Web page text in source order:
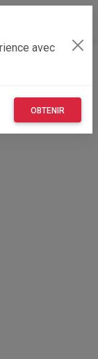
avec
OBTENIR